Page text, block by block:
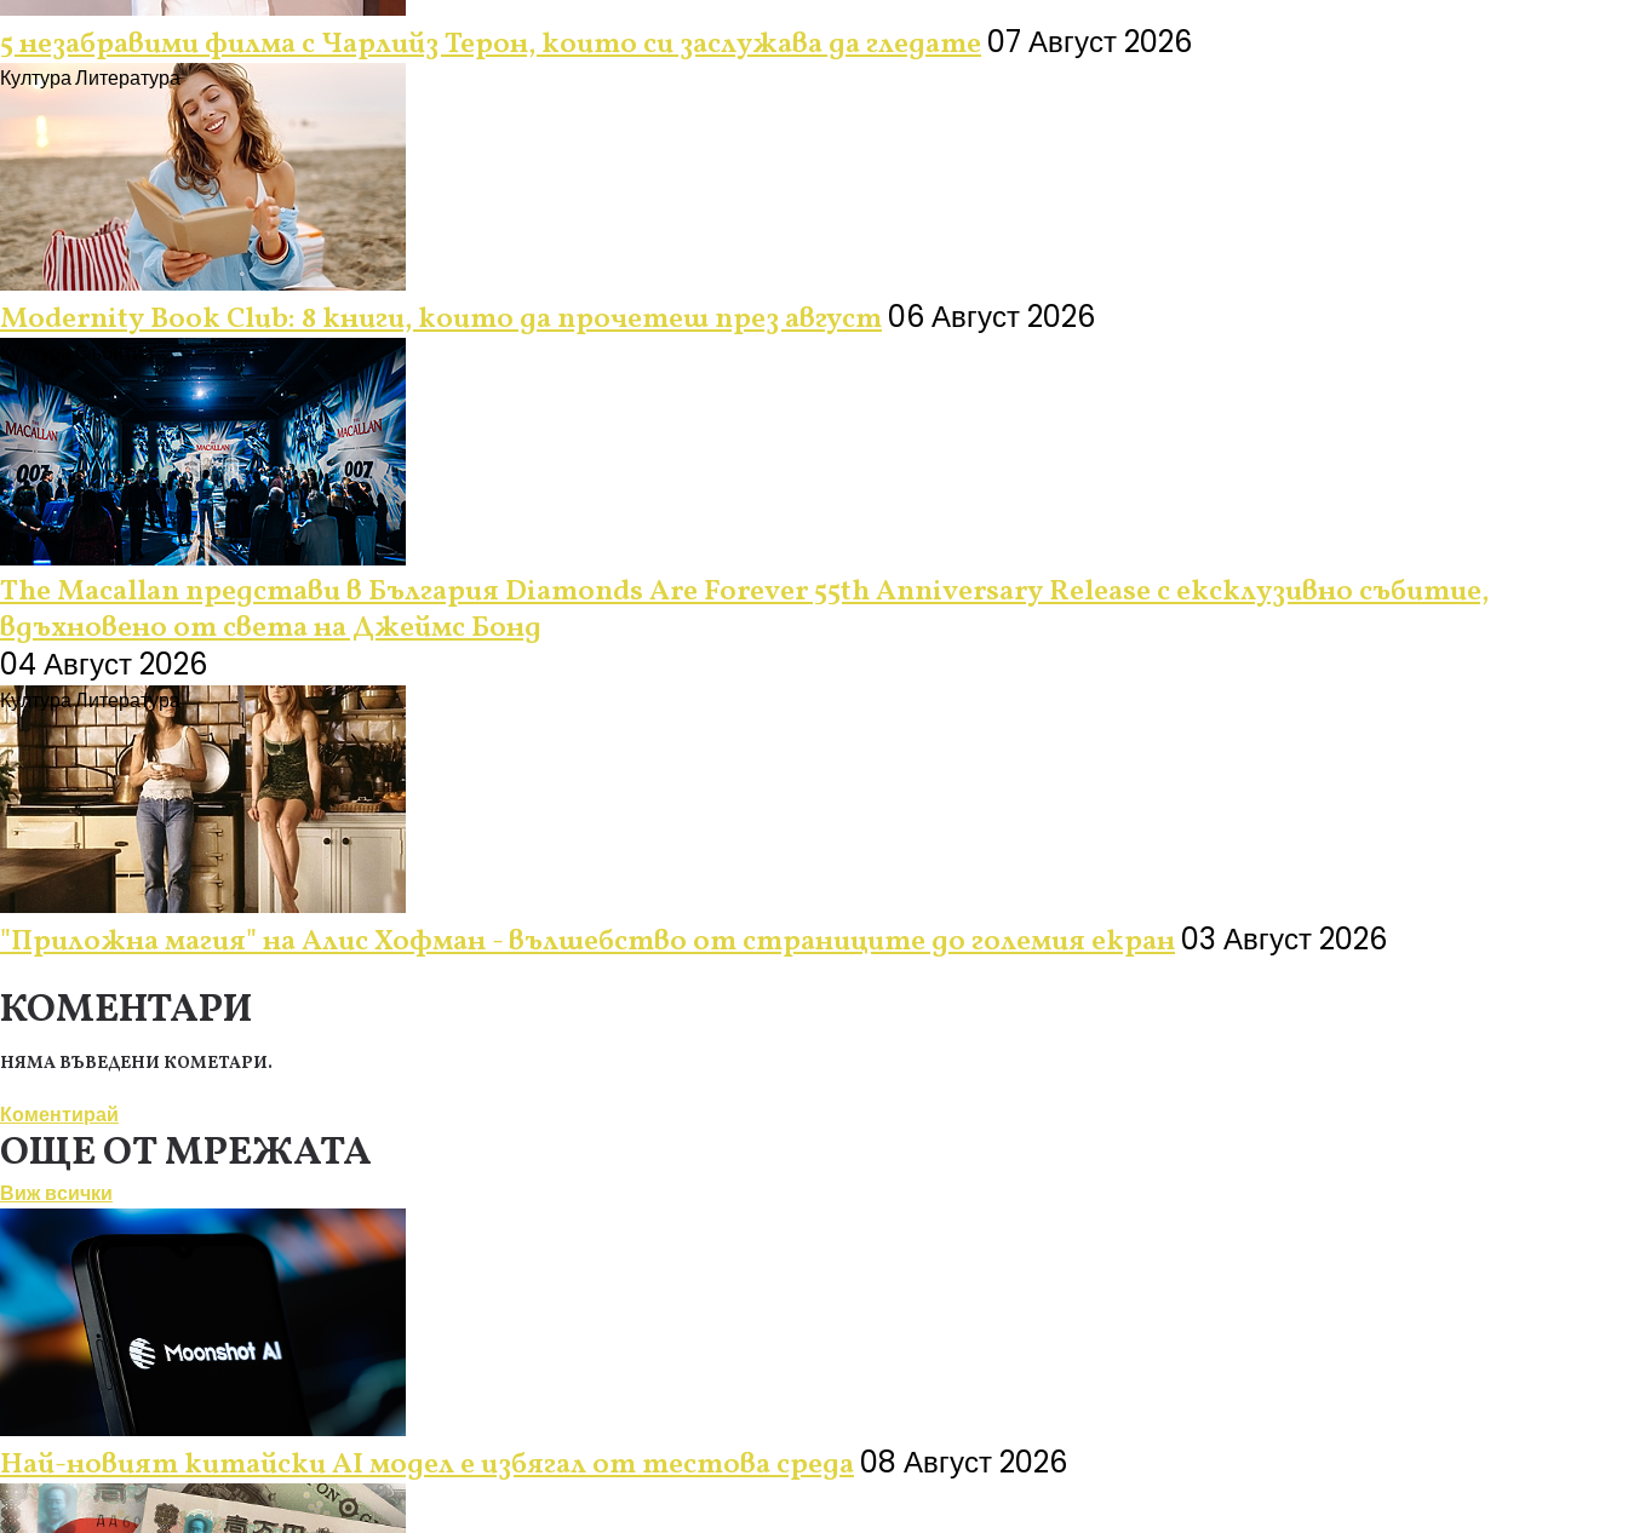
5 незабравими филма с Чарлийз Терон, които си заслужава да гледате07 Август 2026
КултураЛитература
Modernity Book Club: 8 книги, които да прочетеш през август06 Август 2026
Култура Събития
The Macallan представи в България Diamonds Are Forever 55th Anniversary Release с ексклузивно събитие,
вдъхновено от света на Джеймс Бонд
04 Август 2026
КултураЛитература
"Приложна магия" на Алис Хофман - вълшебство от страниците до големия екран03 Август 2026
КОМЕНТАРИ
НЯМА ВЪВЕДЕНИ КОМЕТАРИ.
Коментирай
ОЩЕ ОТ МРЕЖАТА
Виж всички
Най-новият китайски AI модел е избягал от тестова среда08 Август 2026